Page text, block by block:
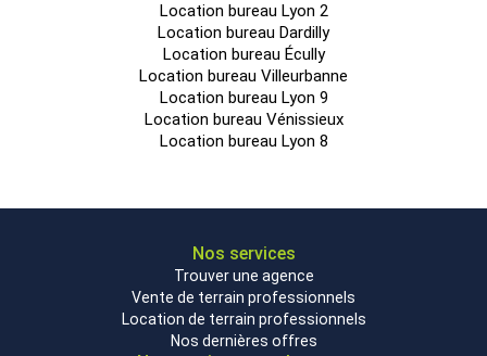
Location bureau Lyon 2
Location bureau Dardilly
Location bureau Écully
Location bureau Villeurbanne
Location bureau Lyon 9
Location bureau Vénissieux
Location bureau Lyon 8
Nos services
Trouver une agence
Vente de terrain professionnels
Location de terrain professionnels
Nos dernières offres